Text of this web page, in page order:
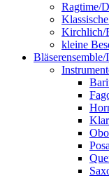
Ragtime/
Kirchlich/
kleine